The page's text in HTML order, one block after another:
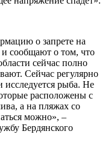
о запрете на
и сообщают о том, что
сейчас полно
Сейчас регулярно
исследуется рыба. Не
расположены с
а на пляжах со
можно», –
Бердянского